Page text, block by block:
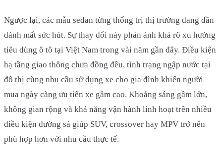
Ngược lại, các mẫu sedan từng thống trị thị trường đang dần
đánh mất sức hút. Sự thay đổi này phản ánh khá rõ xu hướng
tiêu dùng ô tô tại Việt Nam trong vài năm gần đây. Điều kiện
hạ tầng giao thông chưa đồng đều, tình trạng ngập nước tại
đô thị cùng nhu cầu sử dụng xe cho gia đình khiến người
mua ngày càng ưu tiên xe gầm cao. Khoảng sáng gầm lớn,
không gian rộng và khả năng vận hành linh hoạt trên nhiều
điều kiện đường sá giúp SUV, crossover hay MPV trở nên
phù hợp hơn với nhu cầu thực tế.